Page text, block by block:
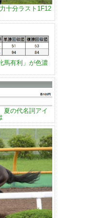
十分ラスト1F12
馬有利」が色濃
夏の代名詞アイ